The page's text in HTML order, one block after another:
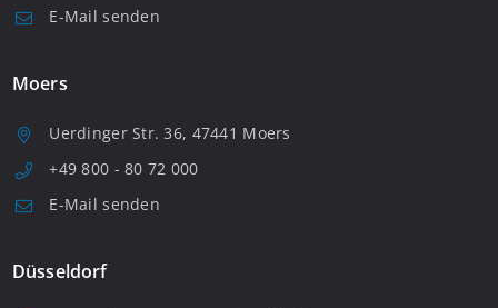
E-Mail senden
Moers
Uerdinger Str. 36, 47441 Moers
+49 800 - 80 72 000
E-Mail senden
Düsseldorf